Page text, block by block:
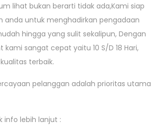
lihat bukan berarti tidak ada,Kami siap
anda untuk menghadirkan pengadaan
hingga yang sulit sekalipun, Dengan
sangat cepat yaitu 10 S/D 18 Hari,
terbaik.
pelanggan adalah prioritas utama
info lebih lanjut :